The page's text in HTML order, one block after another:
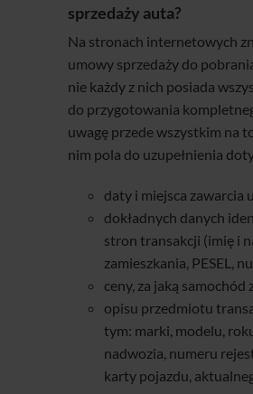
sprzedaży auta?
Na stronach internetowych
umowy sprzedaży do
nie każdy z nich posiada
do przygotowania
uwagę przede wszystkim na
nim pola do uzupełnienia
daty i miejsca zawarcia
dokładnych danych
stron transakcji (imię i
zamieszkania, PESEL,
ceny, za jaką samochód
opisu przedmiotu
tym: marki, modelu,
nadwozia, numeru
karty pojazdu,